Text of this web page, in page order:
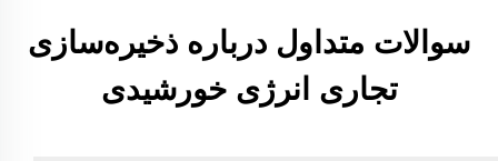
سوالات متداول درباره ذخیره‌سازی
تجاری انرژی خورشیدی